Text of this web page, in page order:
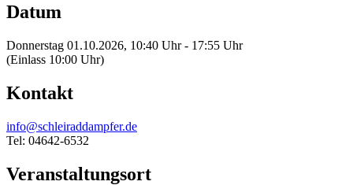
Datum
Donnerstag 01.10.2026, 10:40 Uhr - 17:55 Uhr
(Einlass 10:00 Uhr)
Kontakt
info@schleiraddampfer.de
Tel: 04642-6532
Veranstaltungsort